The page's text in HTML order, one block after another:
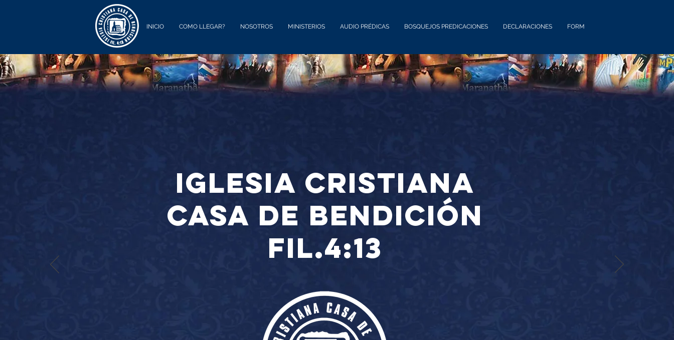
INICIO COMO LLEGAR? NOSOTROS MINISTERIOS AUDIO PRÉDICAS BOSQUEJOS PREDICACIONES DECLARACIONES FORM
iglesia Cristiana
casa de bendición
Fil.4:13